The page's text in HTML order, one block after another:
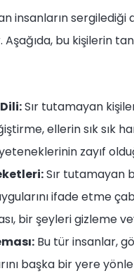
insanların sergilediği
bu kişilerin
Sır tutamayan
ellerin sık sık
zayıf
Sır tutamayan
ifade etme
bir şeyleri gizleme
Bu tür insanlar,
başka bir yere